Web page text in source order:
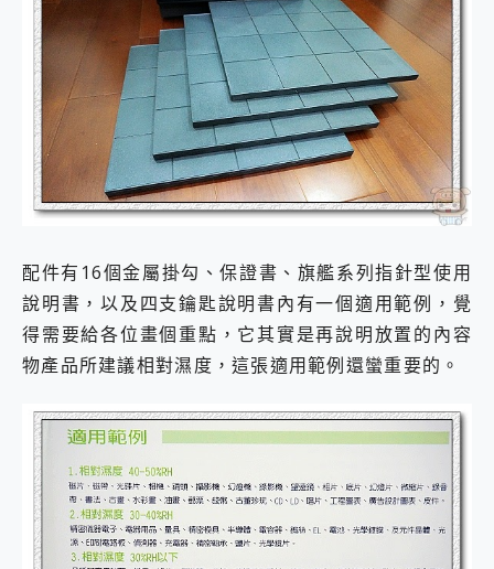
配件有16個金屬掛勾、保證書、旗艦系列指針型使用
說明書，以及四支鑰匙說明書內有一個適用範例，覺
得需要給各位畫個重點，它其實是再說明放置的內容
物產品所建議相對濕度，這張適用範例還蠻重要的。